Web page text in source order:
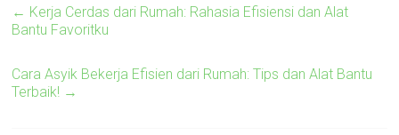
← Kerja Cerdas dari Rumah: Rahasia Efisiensi dan Alat
Bantu Favoritku
Cara Asyik Bekerja Efisien dari Rumah: Tips dan Alat Bantu
Terbaik! →